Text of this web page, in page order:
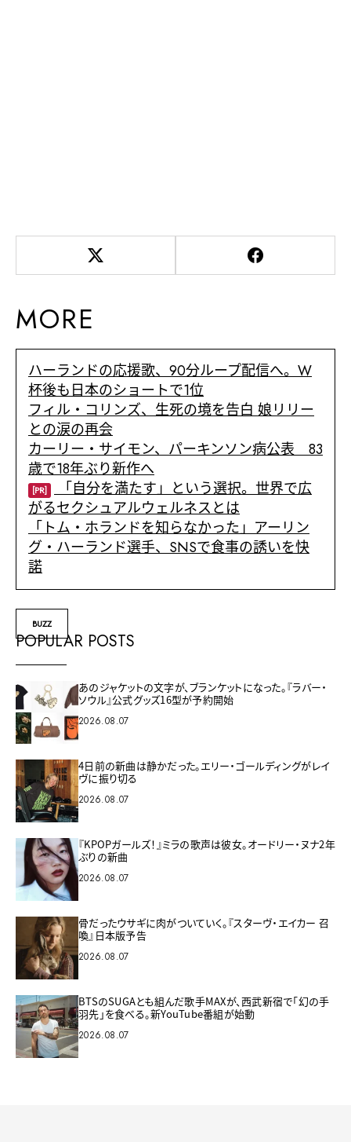
MORE
ハーランドの応援歌、90分ループ配信へ。W
杯後も日本のショートで1位
フィル・コリンズ、生死の境を告白 娘リリー
との涙の再会
カーリー・サイモン、パーキンソン病公表 83
歳で18年ぶり新作へ
[PR] 「自分を満たす」という選択。世界で広
がるセクシュアルウェルネスとは
「トム・ホランドを知らなかった」アーリン
グ・ハーランド選手、SNSで食事の誘いを快
諾
BUZZ
POPULAR POSTS
あのジャケットの文字が、ブランケットになった。『ラバー・
ソウル』公式グッズ16型が予約開始
2026.08.07
4日前の新曲は静かだった。エリー・ゴールディングがレイ
ヴに振り切る
2026.08.07
『KPOPガールズ！』ミラの歌声は彼女。オードリー・ヌナ2年
ぶりの新曲
2026.08.07
骨だったウサギに肉がついていく。『スターヴ・エイカー 召
喚』日本版予告
2026.08.07
BTSのSUGAとも組んだ歌手MAXが、西武新宿で「幻の手
羽先」を食べる。新YouTube番組が始動
2026.08.07